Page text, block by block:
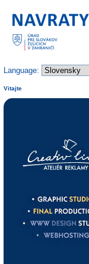
Domovská stránka
Language:
Vitajte